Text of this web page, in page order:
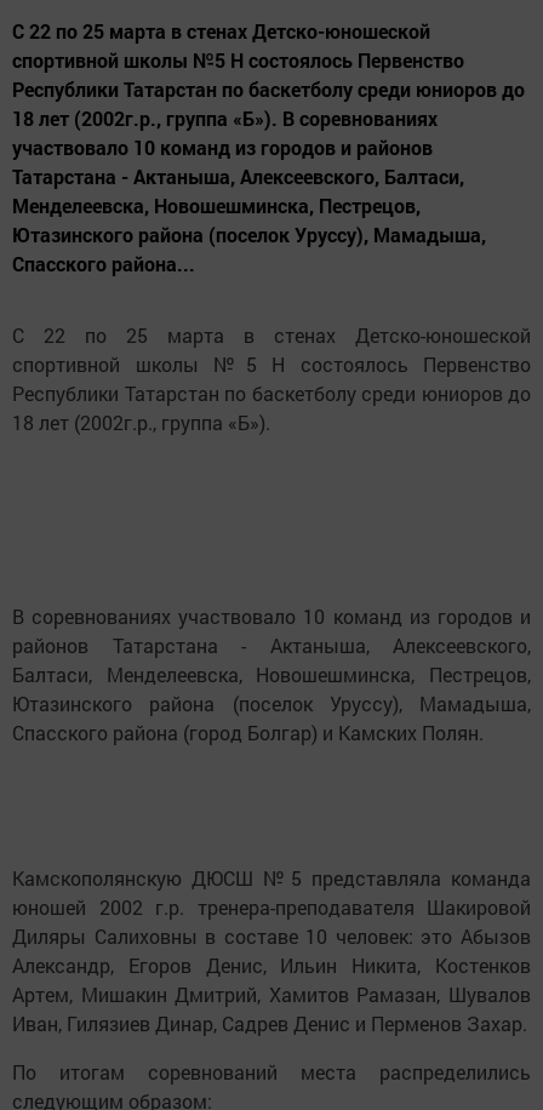
С 22 по 25 марта в стенах Детско-юношеской
спортивной школы №5 Н состоялось Первенство
Республики Татарстан по баскетболу среди юниоров до
18 лет (2002г.р., группа «Б»). В соревнованиях
участвовало 10 команд из городов и районов
Татарстана - Актаныша, Алексеевского, Балтаси,
Менделеевска, Новошешминска, Пестрецов,
Ютазинского района (поселок Уруссу), Мамадыша,
Спасского района...
С 22 по 25 марта в стенах Детско-юношеской
спортивной школы №5 Н состоялось Первенство
Республики Татарстан по баскетболу среди юниоров до
18 лет (2002г.р., группа «Б»).
В соревнованиях участвовало 10 команд из городов и
районов Татарстана - Актаныша, Алексеевского,
Балтаси, Менделеевска, Новошешминска, Пестрецов,
Ютазинского района (поселок Уруссу), Мамадыша,
Спасского района (город Болгар) и Камских Полян.
Камскополянскую ДЮСШ №5 представляла команда
юношей 2002 г.р. тренера-преподавателя Шакировой
Диляры Салиховны в составе 10 человек: это Абызов
Александр, Егоров Денис, Ильин Никита, Костенков
Артем, Мишакин Дмитрий, Хамитов Рамазан, Шувалов
Иван, Гилязиев Динар, Садрев Денис и Перменов Захар.
По итогам соревнований места распределились
следующим образом: